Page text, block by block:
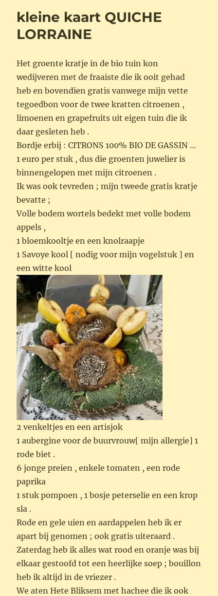
kleine kaart QUICHE
LORRAINE
Het groente kratje in de bio tuin kon
wedijveren met de fraaiste die ik ooit gehad
heb en bovendien gratis vanwege mijn vette
tegoedbon voor de twee kratten citroenen ,
limoenen en grapefruits uit eigen tuin die ik
daar gesleten heb .
Bordje erbij : CITRONS 100% BIO DE GASSIN …
1 euro per stuk , dus die groenten juwelier is
binnengelopen met mijn citroenen .
Ik was ook tevreden ; mijn tweede gratis kratje
bevatte ;
Volle bodem wortels bedekt met volle bodem
appels ,
1 bloemkooltje en een knolraapje
1 Savoye kool [ nodig voor mijn vogelstuk ] en
een witte kool
2 venkeltjes en een artisjok
1 aubergine voor de buurvrouw[ mijn allergie] 1
rode biet .
6 jonge preien , enkele tomaten , een rode
paprika
1 stuk pompoen , 1 bosje peterselie en een krop
sla .
Rode en gele uien en aardappelen heb ik er
apart bij genomen ; ook gratis uiteraard .
Zaterdag heb ik alles wat rood en oranje was bij
elkaar gestoofd tot een heerlijke soep ; bouillon
heb ik altijd in de vriezer .
We aten Hete Bliksem met hachee die ik ook